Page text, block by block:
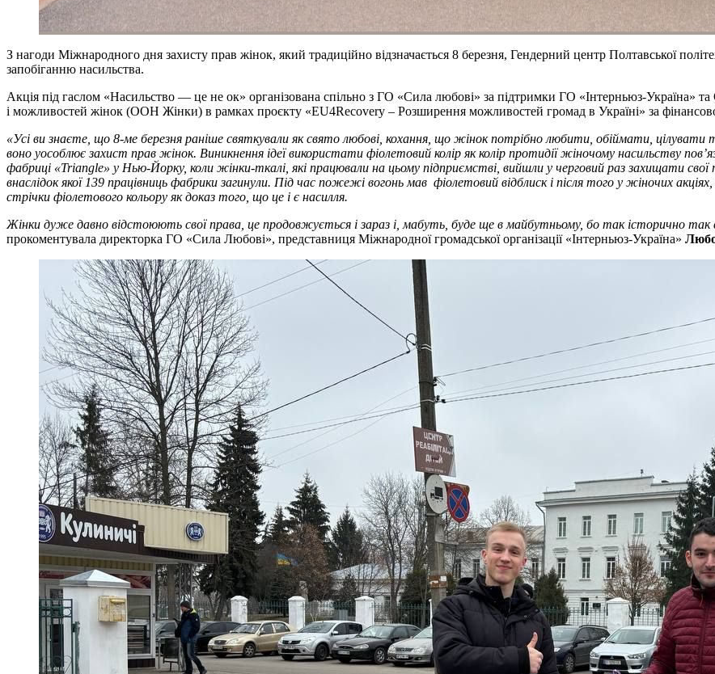
З нагоди Міжнародного дня захисту прав жінок, який традиційно відзначається 8 березня, Гендерний центр Полтавської
запобіганню насильства.
Акція під гаслом «Насильство — це не ок» організована спільно з ГО «Сила любові» за підтримки ГО «Інтерньюз-Україна»
і можливостей жінок (ООН Жінки) в рамках проєкту «EU4Recovery – Розширення можливостей громад в Україні» за
«Усі ви знаєте, що 8-ме березня раніше святкували як свято любові, кохання, що жінок потрібно любити, обіймати,
воно уособлює захист прав жінок. Виникнення ідеї використати фіолетовий колір як колір протидії жіночому насильству
фабриці «Triangle» у Нью-Йорку, коли жінки-ткалі, які працювали на цьому підприємстві, вийшли у черговий раз захищати
внаслідок якої 139 працівниць фабрики загинули. Під час пожежі вогонь мав фіолетовий відблиск і після того у жіночих
стрічки фіолетового кольору як доказ того, що це і є насилля.
Жінки дуже давно відстоюють свої права, це продовжується і зараз і, мабуть, буде ще в майбутньому, бо так історично так
прокоментувала директорка ГО «Сила Любові», представниця Міжнародної громадської організації «Інтерньюз-Україна»